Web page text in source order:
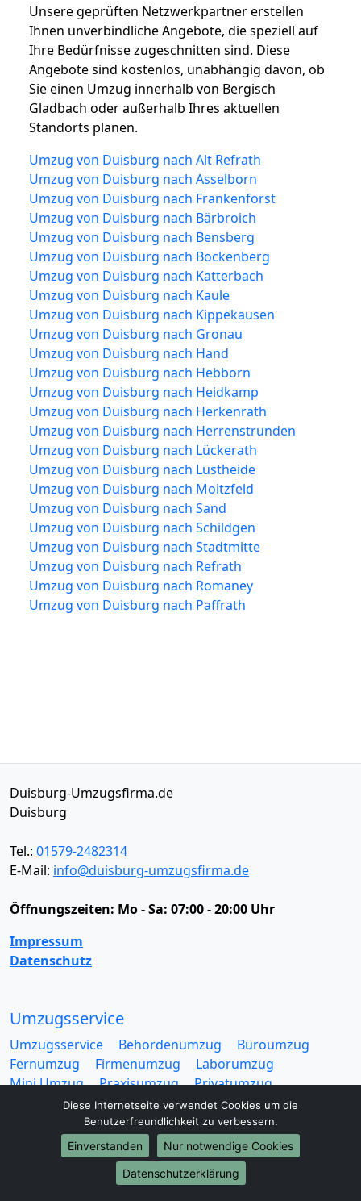
Unsere geprüften Netzwerkpartner erstellen
Ihnen unverbindliche Angebote, die speziell auf
Ihre Bedürfnisse zugeschnitten sind. Diese
Angebote sind kostenlos, unabhängig davon, ob
Sie einen Umzug innerhalb von Bergisch
Gladbach oder außerhalb Ihres aktuellen
Standorts planen.
Umzug von Duisburg nach Alt Refrath
Umzug von Duisburg nach Asselborn
Umzug von Duisburg nach Frankenforst
Umzug von Duisburg nach Bärbroich
Umzug von Duisburg nach Bensberg
Umzug von Duisburg nach Bockenberg
Umzug von Duisburg nach Katterbach
Umzug von Duisburg nach Kaule
Umzug von Duisburg nach Kippekausen
Umzug von Duisburg nach Gronau
Umzug von Duisburg nach Hand
Umzug von Duisburg nach Hebborn
Umzug von Duisburg nach Heidkamp
Umzug von Duisburg nach Herkenrath
Umzug von Duisburg nach Herrenstrunden
Umzug von Duisburg nach Lückerath
Umzug von Duisburg nach Lustheide
Umzug von Duisburg nach Moitzfeld
Umzug von Duisburg nach Sand
Umzug von Duisburg nach Schildgen
Umzug von Duisburg nach Stadtmitte
Umzug von Duisburg nach Refrath
Umzug von Duisburg nach Romaney
Umzug von Duisburg nach Paffrath
Duisburg-Umzugsfirma.de
Duisburg
Tel.: 01579-2482314
E-Mail: info@duisburg-umzugsfirma.de
Öffnungszeiten: Mo - Sa: 07:00 - 20:00 Uhr
Impressum
Datenschutz
Umzugsservice
Umzugsservice Behördenumzug
Büroumzug
Fernumzug
Firmenumzug
Laborumzug
Mini Umzug
Praxisumzug
Privatumzug
Seniorenumzug
Studentenumzug
Beiladung
Entrümpelung
Halteverbotszone
Klaviertransport
Möbellift
Haushaltsauflösung
Möbeltaxi
Möbelmitfahrzentrale
Umzugskartons
Diese Internetseite verwendet Cookies um die
Benutzerfreundlichkeit zu verbessern.
Einverstanden
Nur notwendige Cookies
Datenschutzerklärung